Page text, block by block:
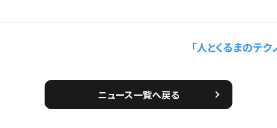
「人とくるまのテ
ニュース一覧へ戻る